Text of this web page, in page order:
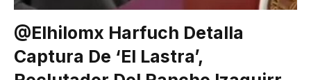
@elhilomx Harfuch Detalla
Captura De ‘El Lastra’,